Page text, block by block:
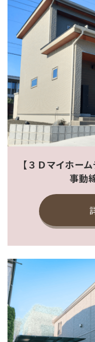
【３Ｄマイホー
事動